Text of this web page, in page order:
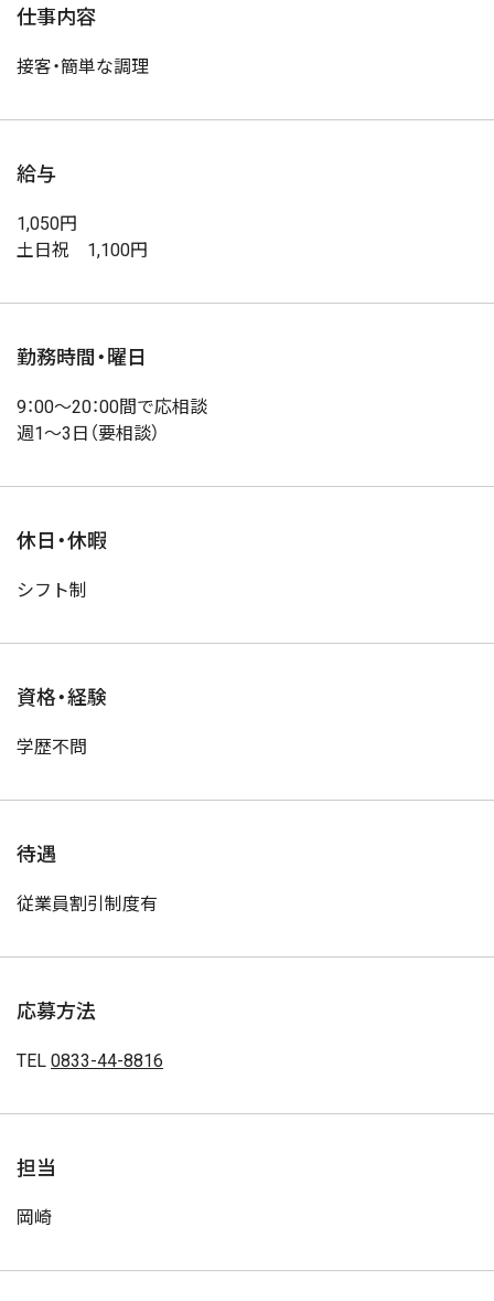
仕事内容
接客・簡単な調理
給与
1,050円
土日祝 1,100円
勤務時間・曜日
9：00～20：00間で応相談
週1～3日（要相談）
休日・休暇
シフト制
資格・経験
学歴不問
待遇
従業員割引制度有
応募方法
TEL 0833-44-8816
担当
岡崎